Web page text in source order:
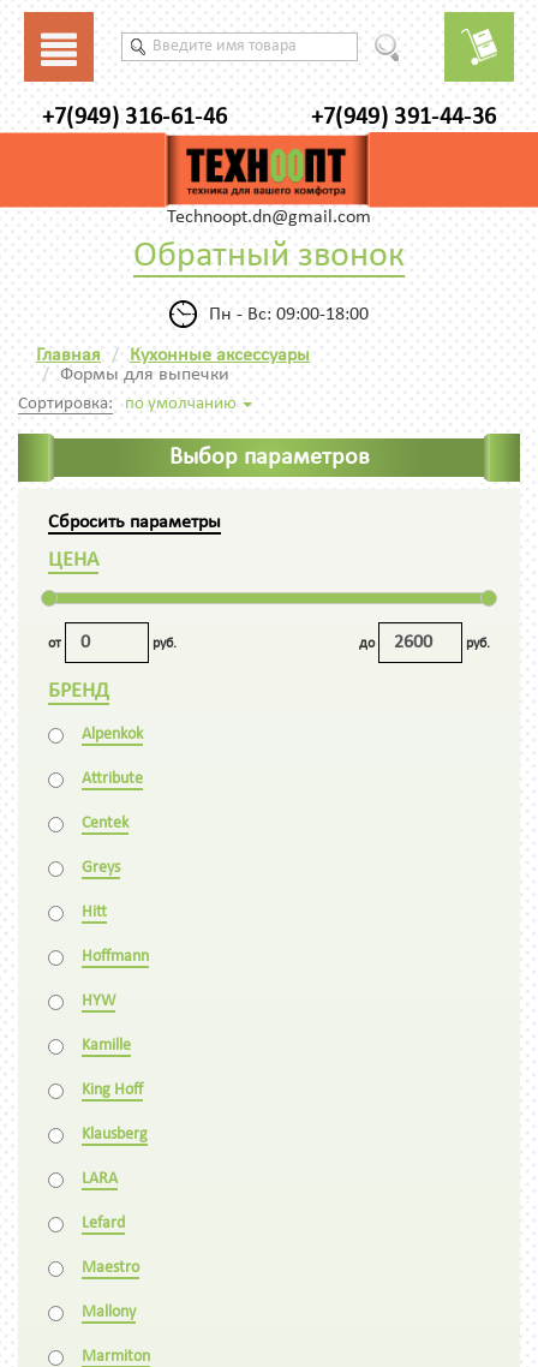
+7(949) 316-61-46 +7(949) 391-44-36
Technoopt.dn@gmail.com
Обратный звонок
Пн - Вс: 09:00-18:00
Главная
Кухонные аксессуары
Формы для выпечки
Сортировка: по умолчанию
Выбор параметров
Сбросить параметры
ЦЕНА
от руб. до руб.
БРЕНД
Alpenkok
Attribute
Centek
Greys
Hitt
Hoffmann
HYW
Kamille
King Hoff
Klausberg
LARA
Lefard
Maestro
Mallony
Marmiton